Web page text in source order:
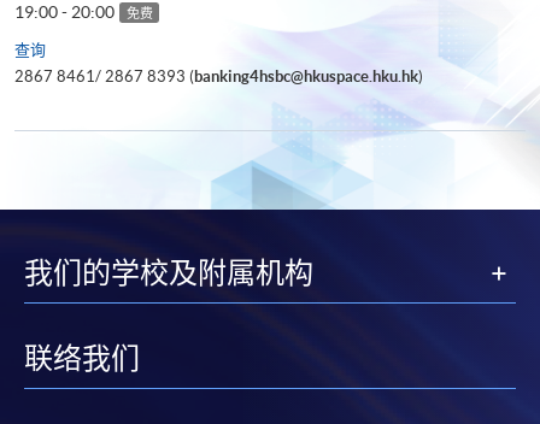
19:00 - 20:00 免费
查询
2867 8461/ 2867 8393 (banking4hsbc@hkuspace.hku.hk)
我们的学校及附属机构
联络我们